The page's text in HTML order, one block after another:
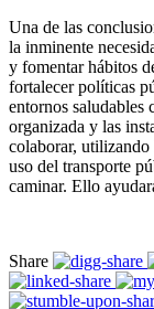
Una de las
la inminente
y fomentar hábitos
fortalecer políticas
entornos saludables
organizada y las
colaborar,
uso del transporte
caminar. Ello
Share